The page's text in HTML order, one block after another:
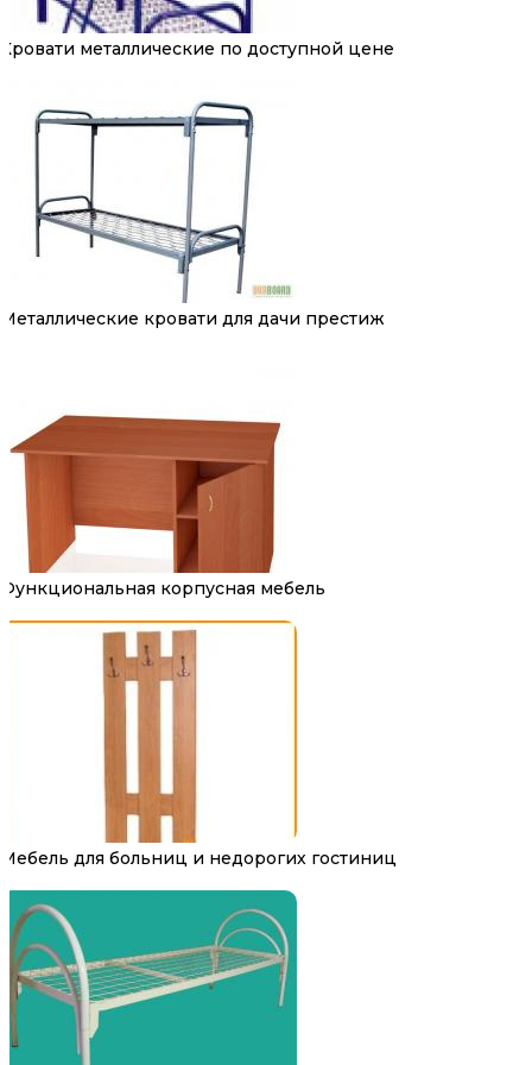
Кровати металлические по доступной цене
Металлические кровати для дачи престиж
Функциональная корпусная мебель
Мебель для больниц и недорогих гостиниц